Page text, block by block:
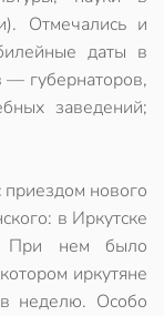
Отмечались и
даты в
— губернаторов,
заведений;
нового
в Иркутске
При нем было
иркутяне
неделю. Особо